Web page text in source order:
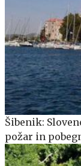
Šibenik:
požar in